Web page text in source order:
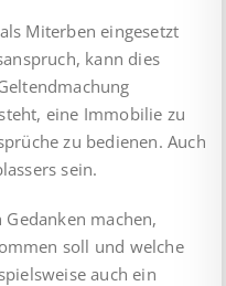
Miterben eingesetzt
kann dies
eine Immobilie zu
zu bedienen. Auch
sein.
machen,
soll und welche
auch ein